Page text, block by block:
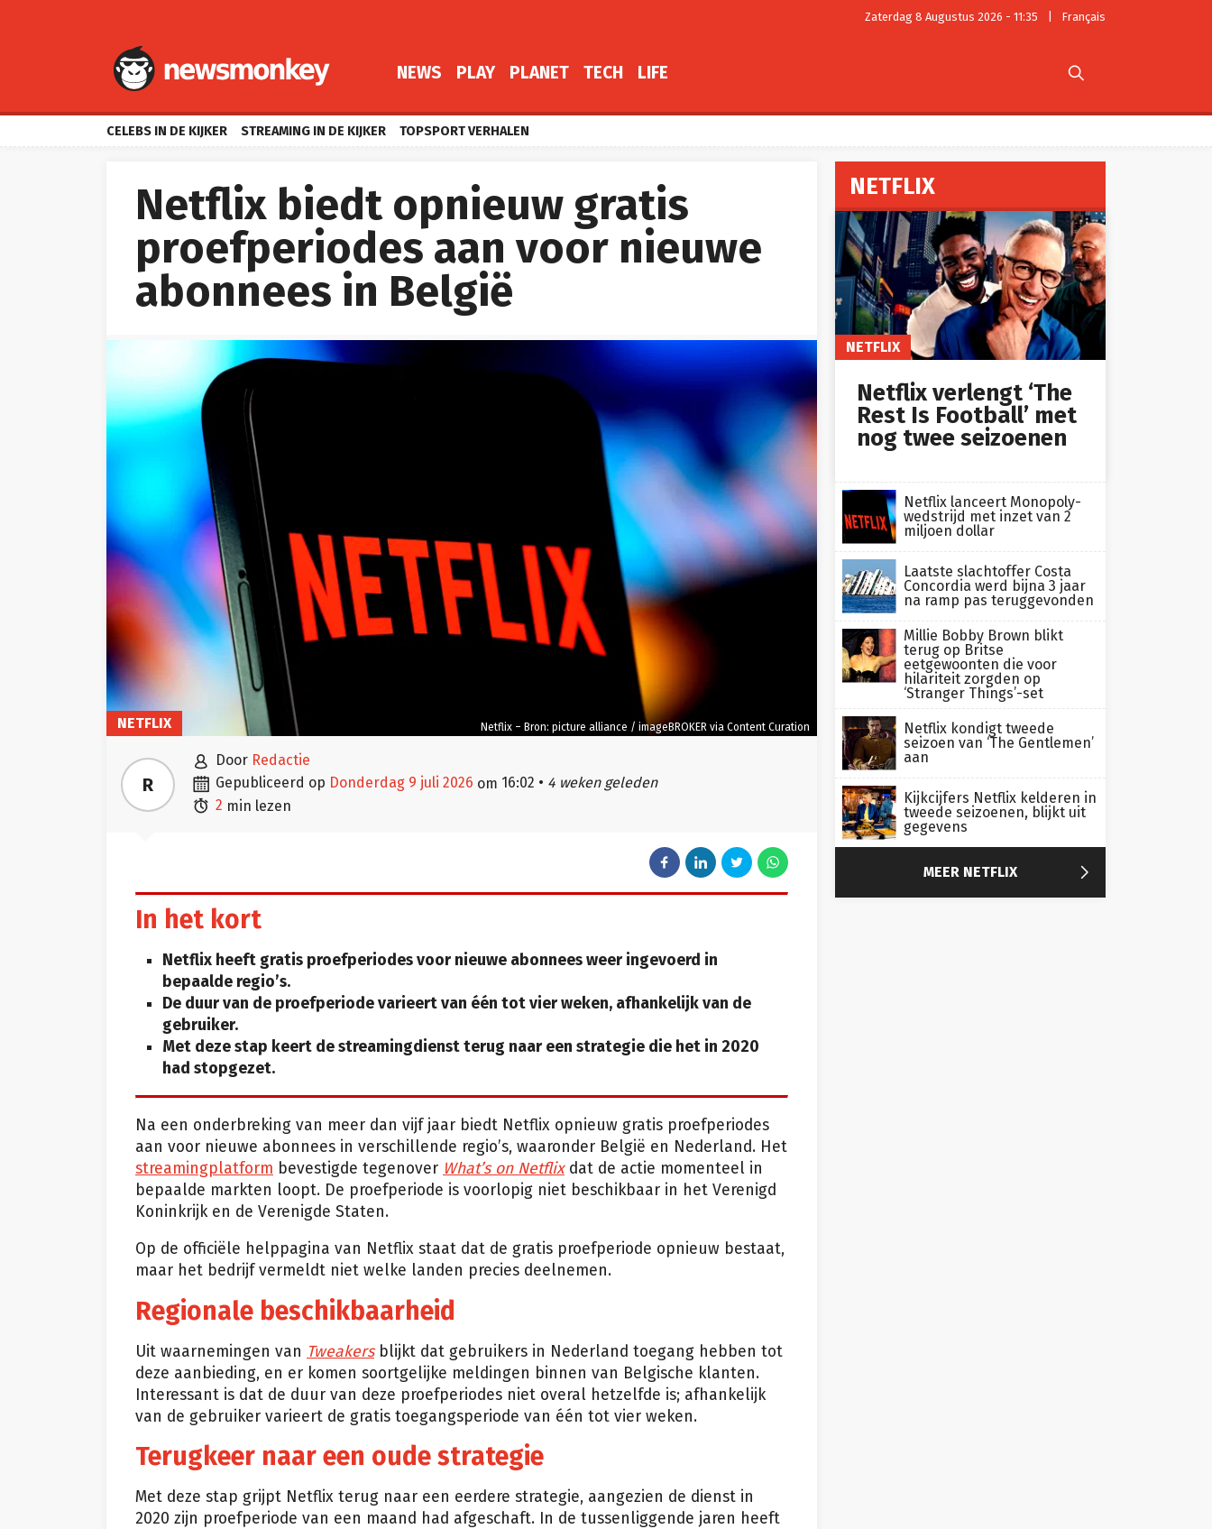
Zaterdag 8 Augustus 2026 - 11:35 Français
NEWS PLAY PLANET TECH LIFE 
CELEBS IN DE KIJKER STREAMING IN DE KIJKER TOPSPORT VERHALEN
Netflix biedt opnieuw gratis
proefperiodes aan voor nieuwe
abonnees in België
Netflix – Bron: picture alliance / imageBROKER via Content Curation
NETFLIX
R
 door Redactie
 gepubliceerd op donderdag 9 juli 2026 om 16:02 • 4 weken geleden
 2 min lezen
In het kort
Netflix heeft gratis proefperiodes voor nieuwe abonnees weer ingevoerd in
bepaalde regio’s.
De duur van de proefperiode varieert van één tot vier weken, afhankelijk van de
gebruiker.
Met deze stap keert de streamingdienst terug naar een strategie die het in 2020
had stopgezet.
Na een onderbreking van meer dan vijf jaar biedt Netflix opnieuw gratis proefperiodes
aan voor nieuwe abonnees in verschillende regio’s, waaronder België en Nederland. Het
streamingplatform bevestigde tegenover What’s on Netflixdat de actie momenteel in
bepaalde markten loopt. De proefperiode is voorlopig niet beschikbaar in het Verenigd
Koninkrijk en de Verenigde Staten.
Op de officiële helppagina van Netflix staat dat de gratis proefperiode opnieuw bestaat,
maar het bedrijf vermeldt niet welke landen precies deelnemen.
Regionale beschikbaarheid
Uit waarnemingen van Tweakersblijkt dat gebruikers in Nederland toegang hebben tot
deze aanbieding, en er komen soortgelijke meldingen binnen van Belgische klanten.
Interessant is dat de duur van deze proefperiodes niet overal hetzelfde is; afhankelijk
van de gebruiker varieert de gratis toegangsperiode van één tot vier weken.
Terugkeer naar een oude strategie
Met deze stap grijpt Netflix terug naar een eerdere strategie, aangezien de dienst in
2020 zijn proefperiode van een maand had afgeschaft. In de tussenliggende jaren heeft
NETFLIX
NETFLIX
Netflix verlengt ‘The
Rest Is Football’ met
nog twee seizoenen
Netflix lanceert Monopoly-
wedstrijd met inzet van 2
miljoen dollar
Laatste slachtoffer Costa
Concordia werd bijna 3 jaar
na ramp pas teruggevonden
Millie Bobby Brown blikt
terug op Britse
eetgewoonten die voor
hilariteit zorgden op
‘Stranger Things’-set
Netflix kondigt tweede
seizoen van ‘The Gentlemen’
aan
Kijkcijfers Netflix kelderen in
tweede seizoenen, blijkt uit
gegevens
MEER NETFLIX 